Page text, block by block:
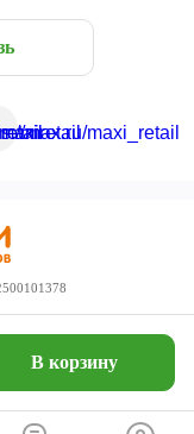
В корзину